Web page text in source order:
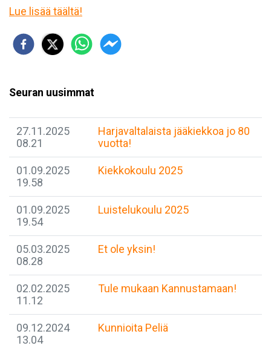
Lue lisää täältä!
Seuran uusimmat
27.11.2025
08.21
Harjavaltalaista jääkiekkoa jo 80
vuotta!
01.09.2025
19.58
Kiekkokoulu 2025
01.09.2025
19.54
Luistelukoulu 2025
05.03.2025
08.28
Et ole yksin!
02.02.2025
11.12
Tule mukaan Kannustamaan!
09.12.2024
13.04
Kunnioita Peliä